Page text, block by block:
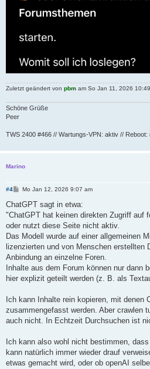
Zuletzt geändert von pbm am So Jan 11, 2026
Schöne Grüße
Peer
TWS 2400 #466 // Wartungs-VPN: aktiv //
Marino
#4
B
i
r
a
Mo Jan 12, 2026 9:07 am
ChatGPT sagt in etwa:
"ChatGPT hat keinen direkten Zugriff auf
oder nutzt diese Seite nicht aktiv.
Das Modell wurde auf einer allgemeinen
lizenzierten und von Menschen erstellten
Anbindung an einzelne Foren.
Inhalte aus dem Forum können nur dann
hier explizit geteilt werden (z. B. als
Ich kann Inhalte rein kopieren, mit denen
zusammengefasst werden. Aber crawlen
auch nicht. In Echtzeit Durchsuchen ist
Ich kann also wohl nicht bestimmen,
kann natürlich immer wieder drauf
etwas gemacht wird, oder ob openAI